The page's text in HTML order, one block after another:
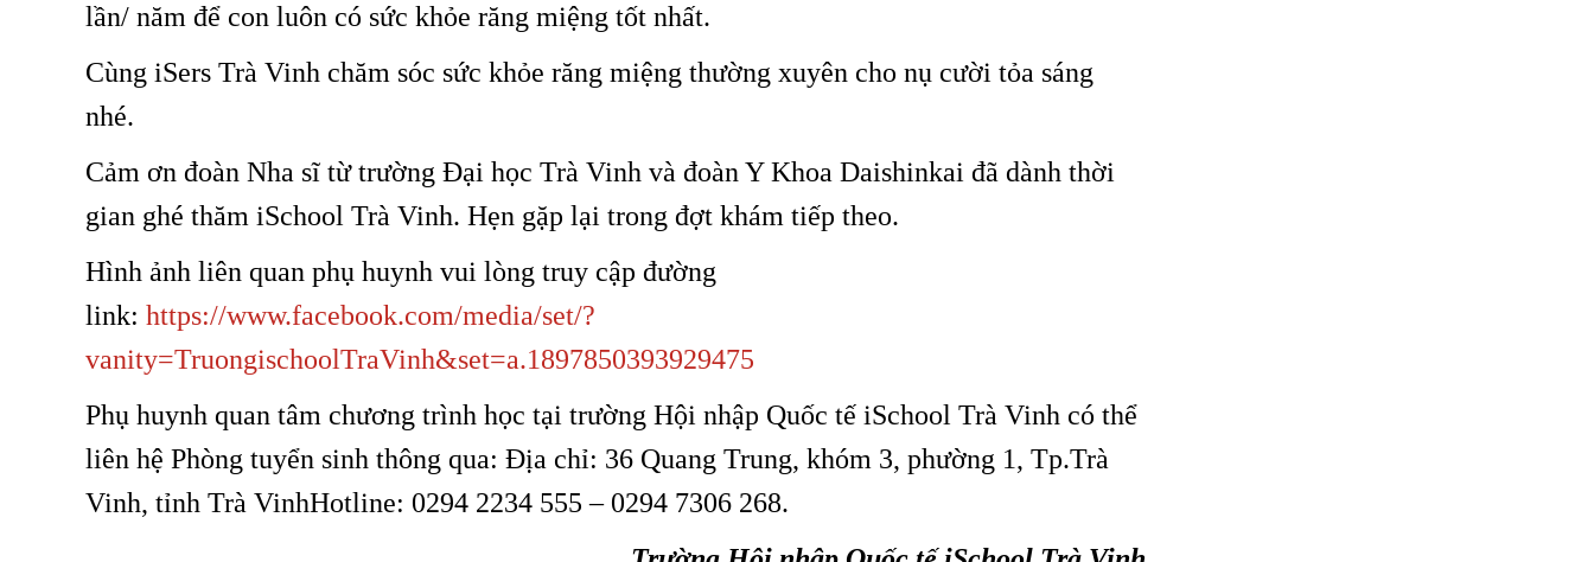
lần/ năm để con luôn có sức khỏe răng miệng tốt nhất.
Cùng iSers Trà Vinh chăm sóc sức khỏe răng miệng thường xuyên cho nụ cười tỏa sáng
nhé.
Cảm ơn đoàn Nha sĩ từ trường Đại học Trà Vinh và đoàn Y Khoa Daishinkai đã dành thời
gian ghé thăm iSchool Trà Vinh. Hẹn gặp lại trong đợt khám tiếp theo.
Hình ảnh liên quan phụ huynh vui lòng truy cập đường
link: https://www.facebook.com/media/set/?
vanity=TruongischoolTraVinh&set=a.1897850393929475
Phụ huynh quan tâm chương trình học tại trường Hội nhập Quốc tế iSchool Trà Vinh có thể
liên hệ Phòng tuyển sinh thông qua: Địa chỉ: 36 Quang Trung, khóm 3, phường 1, Tp.Trà
Vinh, tỉnh Trà VinhHotline: 0294 2234 555 – 0294 7306 268.